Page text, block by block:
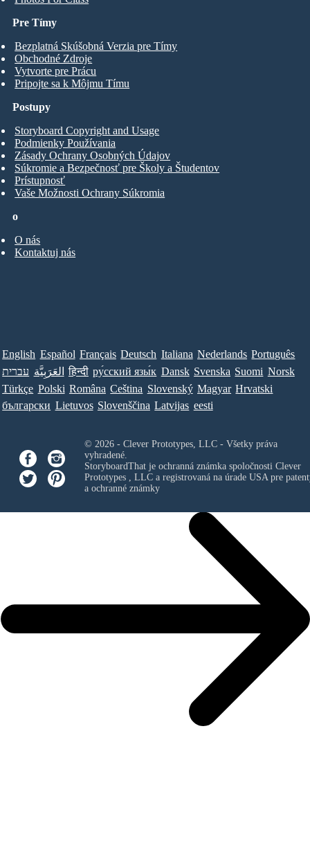
Pre Tímy
Bezplatná Skúšobná Verzia pre Tímy
Obchodné Zdroje
Vytvorte pre Prácu
Pripojte sa k Môjmu Tímu
o
O nás
Kontaktuj nás
Postupy
Storyboard Copyright and Usage
Podmienky Používania
Zásady Ochrany Osobných Údajov
Súkromie a Bezpečnosť pre Školy a Študentov
Prístupnosť
Vaše Možnosti Ochrany Súkromia
English Español Français Deutsch Italiana Nederlands Português
עברית العَرَبِيَّة हिन्दी ру́сский язы́к Dansk Svenska Suomi Norsk
Türkçe Polski Româna Ceština Slovenský Magyar Hrvatski
български Lietuvos Slovenščina Latvijas eesti
© 2026 - Clever Prototypes, LLC - Všetky práva
vyhradené.
StoryboardThat je ochranná známka spoločnosti Clever
Prototypes , LLCa registrovaná na úrade USA pre
a ochranné známky